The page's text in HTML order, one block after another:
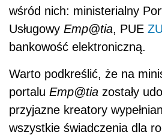
wśród nich: ministerialny
Usługowy Emp@tia, PUE
bankowość elektroniczną.
Warto podkreślić, że na
portalu Emp@tia zostały
przyjazne kreatory
wszystkie świadczenia dla